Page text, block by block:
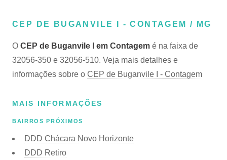
CEP DE BUGANVILE I - CONTAGEM / MG
O CEP de Buganvile I em Contagem é na faixa de
32056-350 e 32056-510. Veja mais detalhes e
informações sobre o CEP de Buganvile I - Contagem
MAIS INFORMAÇÕES
BAIRROS PRÓXIMOS
DDD Chácara Novo Horizonte
DDD Retiro